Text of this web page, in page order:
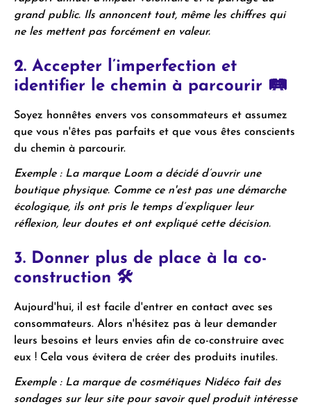
grand public. Ils annoncent tout, même les chiffres qui
ne les mettent pas forcément en valeur.
2. Accepter l’imperfection et
identifier le chemin à parcourir 🛤
Soyez honnêtes envers vos consommateurs et assumez
que vous n'êtes pas parfaits et que vous êtes conscients
du chemin à parcourir.
Exemple : La marque Loom a décidé d’ouvrir une
boutique physique. Comme ce n'est pas une démarche
écologique, ils ont pris le temps d’expliquer leur
réflexion, leur doutes et ont expliqué cette décision.
3. Donner plus de place à la co-
construction 🛠
Aujourd'hui, il est facile d'entrer en contact avec ses
consommateurs. Alors n'hésitez pas à leur demander
leurs besoins et leurs envies afin de co-construire avec
eux ! Cela vous évitera de créer des produits inutiles.
Exemple : La marque de cosmétiques Nidéco fait des
sondages sur leur site pour savoir quel produit intéresse